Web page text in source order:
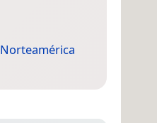
Norteamérica